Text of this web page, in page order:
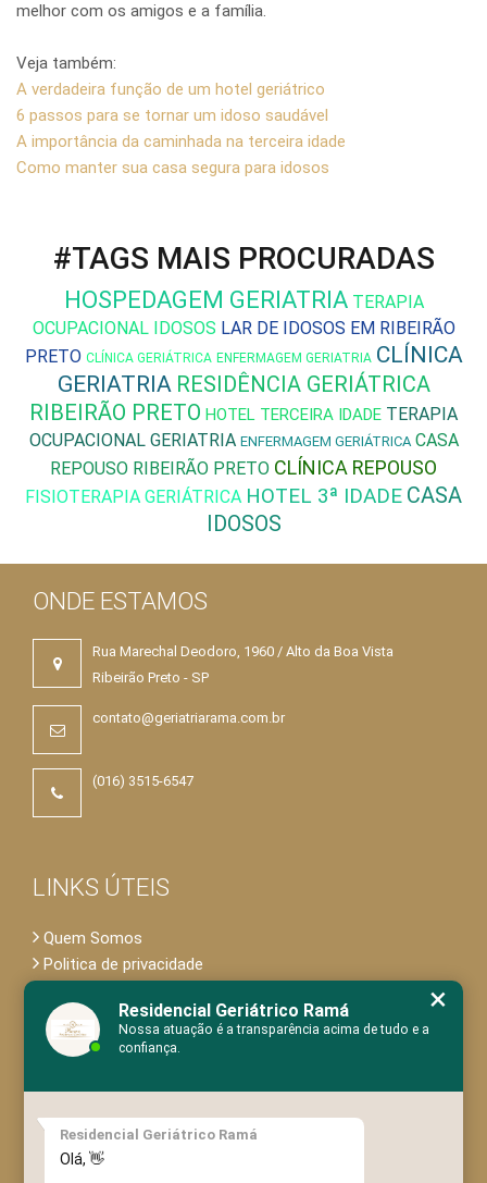
melhor com os amigos e a família.
Veja também:
A verdadeira função de um hotel geriátrico
6 passos para se tornar um idoso saudável
A importância da caminhada na terceira idade
Como manter sua casa segura para idosos
#TAGS MAIS PROCURADAS
HOSPEDAGEM GERIATRIA TERAPIA
OCUPACIONAL IDOSOS LAR DE IDOSOS EM RIBEIRÃO
PRETO CLÍNICA GERIÁTRICA ENFERMAGEM GERIATRIA CLÍNICA
GERIATRIA RESIDÊNCIA GERIÁTRICA
RIBEIRÃO PRETO HOTEL TERCEIRA IDADE TERAPIA
OCUPACIONAL GERIATRIA ENFERMAGEM GERIÁTRICA CASA
REPOUSO RIBEIRÃO PRETO CLÍNICA REPOUSO
FISIOTERAPIA GERIÁTRICA HOTEL 3ª IDADE CASA
IDOSOS
ONDE ESTAMOS
Rua Marechal Deodoro, 1960 / Alto da Boa Vista
Ribeirão Preto - SP
contato@geriatriarama.com.br
(016) 3515-6547
LINKS ÚTEIS
Quem Somos
Politica de privacidade
Residencial Geriátrico Ramá
Nossa atuação é a transparência acima de tudo e a
confiança.
Residencial Geriátrico Ramá
Olá, 👋
×